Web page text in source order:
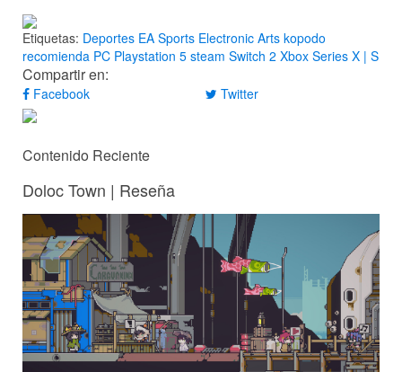
Etiquetas: Deportes EA Sports Electronic Arts kopodo
recomienda PC Playstation 5 steam Switch 2 Xbox Series X | S
Compartir en:
Facebook Twitter
Contenido Reciente
Doloc Town | Reseña